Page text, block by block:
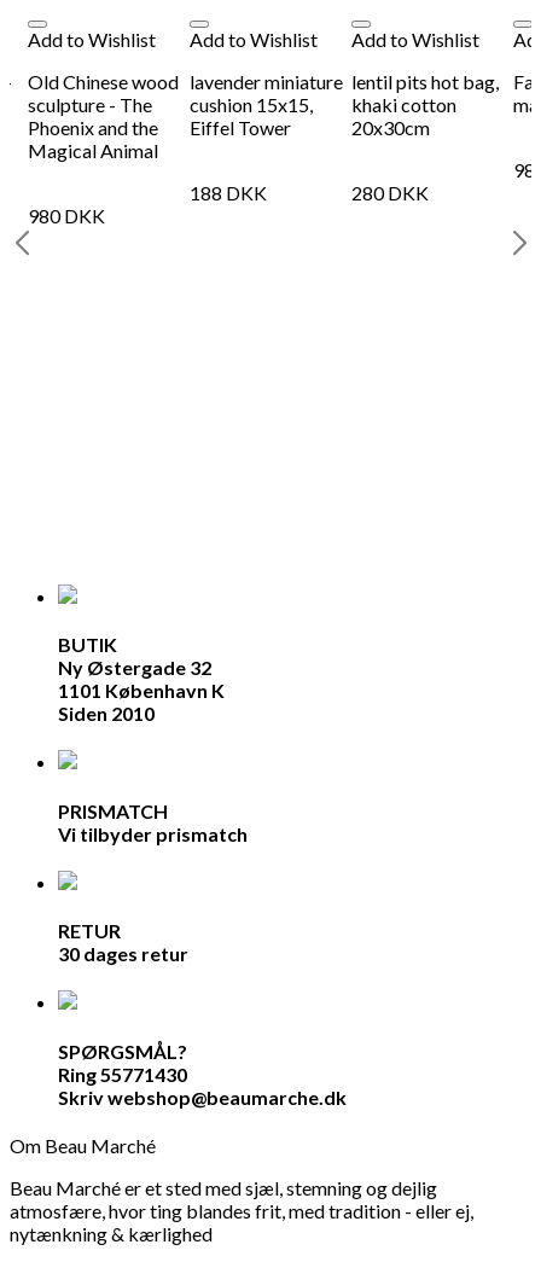
-
Add to Wishlist
Old Chinese wood
sculpture - The
Phoenix and the
Magical Animal
980DKK
Add to Wishlist
lavender miniature
cushion 15x15,
Eiffel Tower
188 DKK
Add to Wishlist
lentil pits hot bag,
khaki cotton
20x30cm
280DKK
BUTIK
Ny Østergade 32
1101 København K
Siden 2010
PRISMATCH
Vi tilbyder prismatch
RETUR
30 dages retur
SPØRGSMÅL?
Ring 55771430
Skriv webshop@beaumarche.dk
Om Beau Marché
Beau Marché er et sted med sjæl, stemning og dejlig
atmosfære, hvor ting blandes frit, med tradition - eller ej,
nytænkning & kærlighed